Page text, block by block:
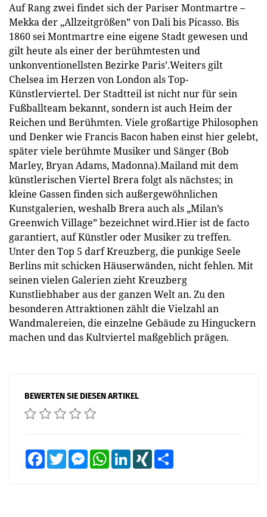
Auf Rang zwei findet sich der Pariser Montmartre –
Mekka der „Allzeitgrößen” von Dali bis Picasso. Bis
1860 sei Montmartre eine eigene Stadt gewesen und
gilt heute als einer der berühmtesten und
unkonventionellsten Bezirke Paris’.Weiters gilt
Chelsea im Herzen von London als Top-
Künstlerviertel. Der Stadtteil ist nicht nur für sein
Fußballteam bekannt, sondern ist auch Heim der
Reichen und Berühmten. Viele großartige Philosophen
und Denker wie Francis Bacon haben einst hier gelebt,
später viele berühmte Musiker und Sänger (Bob
Marley, Bryan Adams, Madonna).Mailand mit dem
künstlerischen Viertel Brera folgt als nächstes; in
kleine Gassen finden sich außergewöhnlichen
Kunstgalerien, weshalb Brera auch als „Milan’s
Greenwich Village” bezeichnet wird.Hier ist de facto
garantiert, auf Künstler oder Musiker zu treffen.
Unter den Top 5 darf Kreuzberg, die punkige Seele
Berlins mit schicken Häuserwänden, nicht fehlen. Mit
seinen vielen Galerien zieht Kreuzberg
Kunstliebhaber aus der ganzen Welt an. Zu den
besonderen Attraktionen zählt die Vielzahl an
Wandmalereien, die einzelne Gebäude zu Hinguckern
machen und das Kultviertel maßgeblich prägen.
BEWERTEN SIE DIESEN ARTIKEL
FacebookTwitter MessengerWhatsAppLinkedInXING